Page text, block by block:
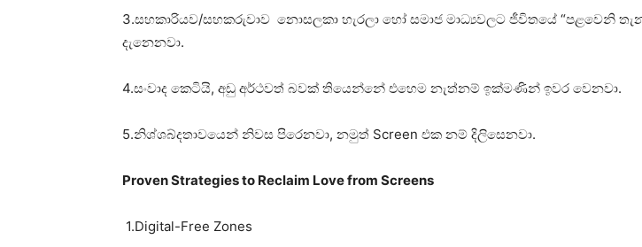
3.සහකාරියව/සහකරුවාව නොසලකා හැරලා හෝ සමාජ මාධ්‍යවලට ජීවිතයේ “පළවෙනි
දැනෙනවා.
4.සංවාද කෙටියි, අඩු අර්ථවත් බවක් තියෙන්නේ එහෙම නැත්නම් ඉක්මණින් ඉවර වෙනවා.
5.නිශ්ශබ්දතාවයෙන් නිවස පිරෙනවා, නමුත් Screen එක නම් දිලිසෙනවා.
Proven Strategies to Reclaim Love from Screens
1.Digital-Free Zones